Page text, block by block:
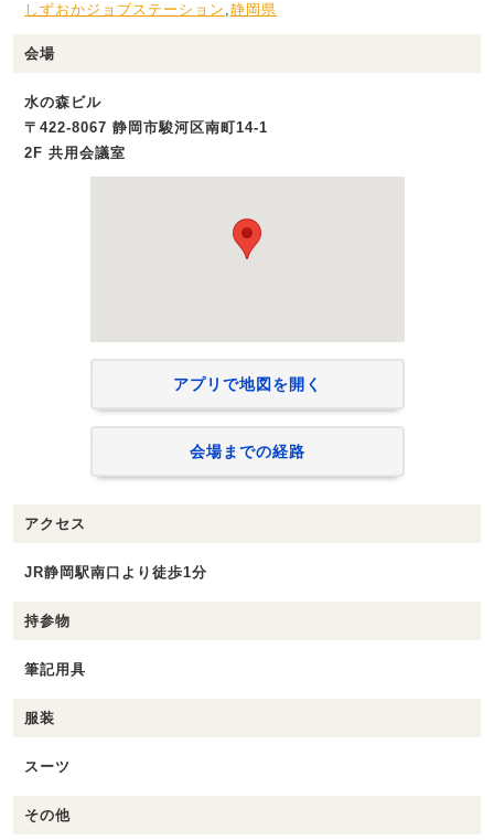
しずおかジョブステーション ,静岡県
会場
水の森ビル
〒422-8067 静岡市駿河区南町14‐1
2F 共用会議室
アプリで地図を開く
会場までの経路
アクセス
JR静岡駅南口より徒歩1分
持参物
筆記用具
服装
スーツ
その他